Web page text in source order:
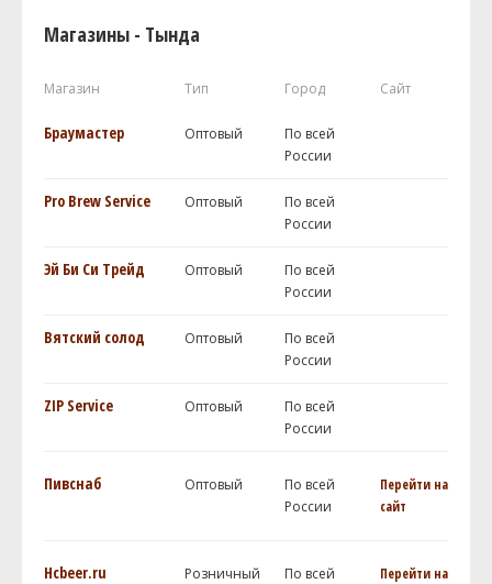
Магазины - Тында
Магазин Тип Город Сайт
Браумастер Оптовый
По всей
России
Pro Brew Service Оптовый
По всей
России
Эй Би Си Трейд Оптовый
По всей
России
Вятский солод Оптовый
По всей
России
ZIP Service Оптовый
По всей
России
Пивснаб Оптовый
По всей
России
Перейти на
сайт
Hcbeer.ru Розничный
По всей
Перейти на